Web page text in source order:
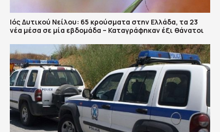
Ιός Δυτικού Νείλου: 65 κρούσματα στην Ελλάδα, τα 23
νέα μέσα σε μία εβδομάδα – Καταγράφηκαν έξι θάνατοι